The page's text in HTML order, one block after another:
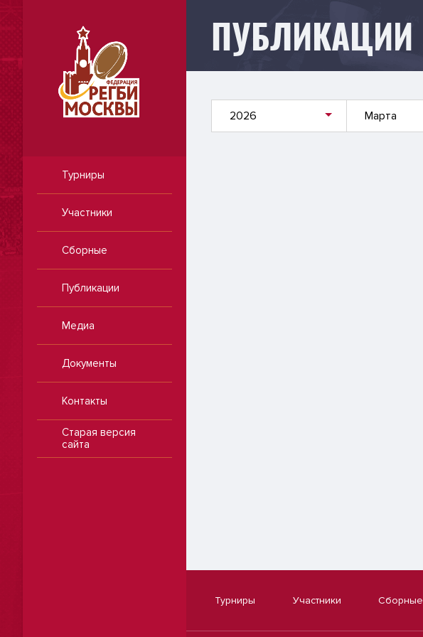
Турниры
Участники
Сборные
Публикации
Медиа
Документы
Контакты
Старая версия
сайта
ПУБЛИКАЦИИ
Публикации
2026 Марта
Турниры Участники Сборные